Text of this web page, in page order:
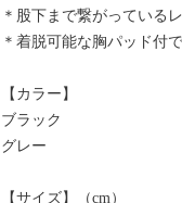
＊股下まで繋がっている
＊着脱可能な胸パッド付
【カラー】
ブラック
グレー
【サイズ】（cm）